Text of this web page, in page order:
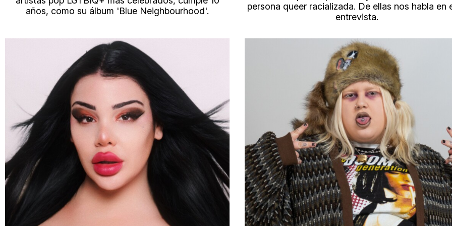
años, como su álbum 'Blue Neighbourhood'.
persona queer racializada. De ellas nos habla en
entrevista.